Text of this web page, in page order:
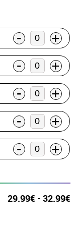
- +
- +
- +
- +
- +
29.99€ - 32.99€